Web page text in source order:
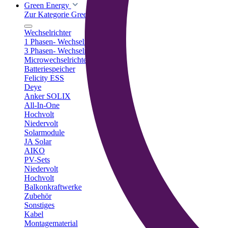
Green Energy
Zur Kategorie Green Energy
Wechselrichter
1 Phasen- Wechselrichter
3 Phasen- Wechselrichter
Microwechselrichter
Batteriespeicher
Felicity ESS
Deye
Anker SOLIX
All-In-One
Hochvolt
Niedervolt
Solarmodule
JA Solar
AIKO
PV-Sets
Niedervolt
Hochvolt
Balkonkraftwerke
Zubehör
Sonstiges
Kabel
Montagematerial